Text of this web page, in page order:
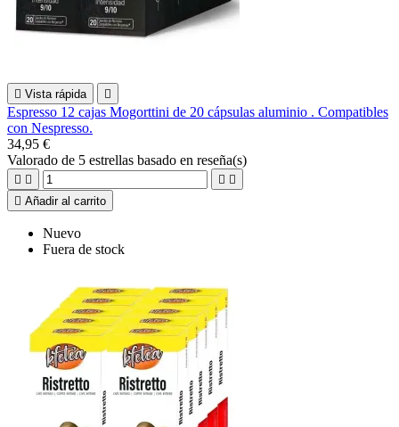
 Vista rápida 
Espresso 12 cajas Mogorttini de 20 cápsulas aluminio . Compatibles
con Nespresso.
34,95 €
Valorado de 5 estrellas basado en reseña(s)
   
 Añadir al carrito
Nuevo
Fuera de stock